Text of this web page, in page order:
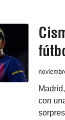
con